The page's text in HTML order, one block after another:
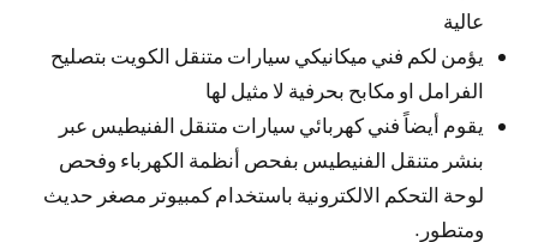
عالية
يؤمن لكم فني ميكانيكي سيارات متنقل الكويت بتصليح
الفرامل او مكابح بحرفية لا مثيل لها
يقوم أيضاً فني كهربائي سيارات متنقل الفنيطيس عبر
بنشر متنقل الفنيطيس بفحص أنظمة الكهرباء وفحص
لوحة التحكم الالكترونية باستخدام كمبيوتر مصغر حديث
ومتطور.